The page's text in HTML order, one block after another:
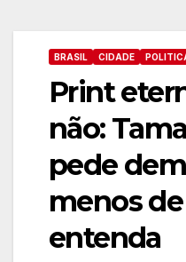
BRASIL CIDADE
Print
não:
pede
menos
entenda